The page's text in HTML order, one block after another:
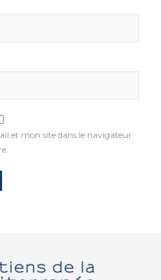
et mon site dans le navigateur